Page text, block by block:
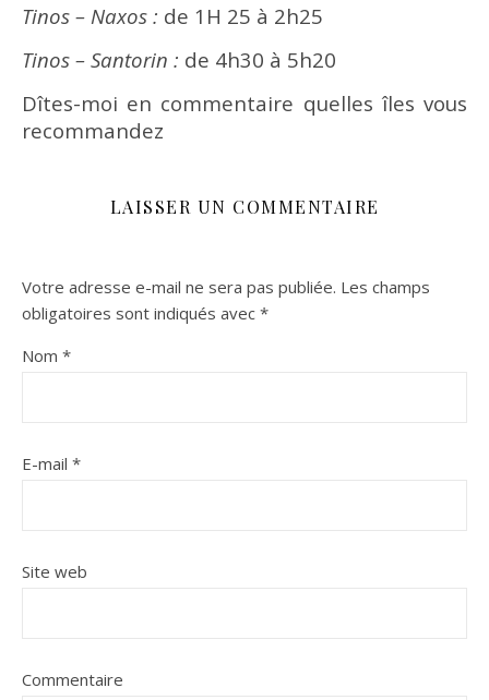
Tinos – Naxos : de 1H 25 à 2h25
Tinos – Santorin : de 4h30 à 5h20
Dîtes-moi en commentaire quelles îles vous
recommandez
LAISSER UN COMMENTAIRE
Votre adresse e-mail ne sera pas publiée. Les champs
obligatoires sont indiqués avec *
Nom *
E-mail *
Site web
Commentaire